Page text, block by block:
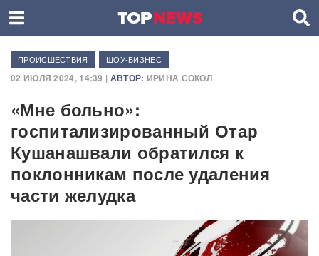
ПРОИСШЕСТВИЯ ШОУ-БИЗНЕС
02 ИЮЛЯ 2024, 14:39 | АВТОР: ИРИНА СОКОЛ
«Мне больно»:
госпитализированный Отар
Кушанашвали обратился к
поклонникам после удаления
части желудка